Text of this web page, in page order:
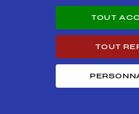
FMBF0081
MARATHON
TOUT
TOUT